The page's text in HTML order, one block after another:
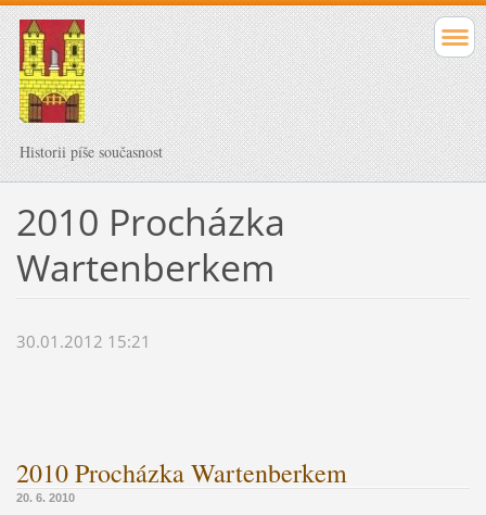
Historii píše současnost
2010 Procházka
Wartenberkem
30.01.2012 15:21
2010 Procházka Wartenberkem
20. 6. 2010